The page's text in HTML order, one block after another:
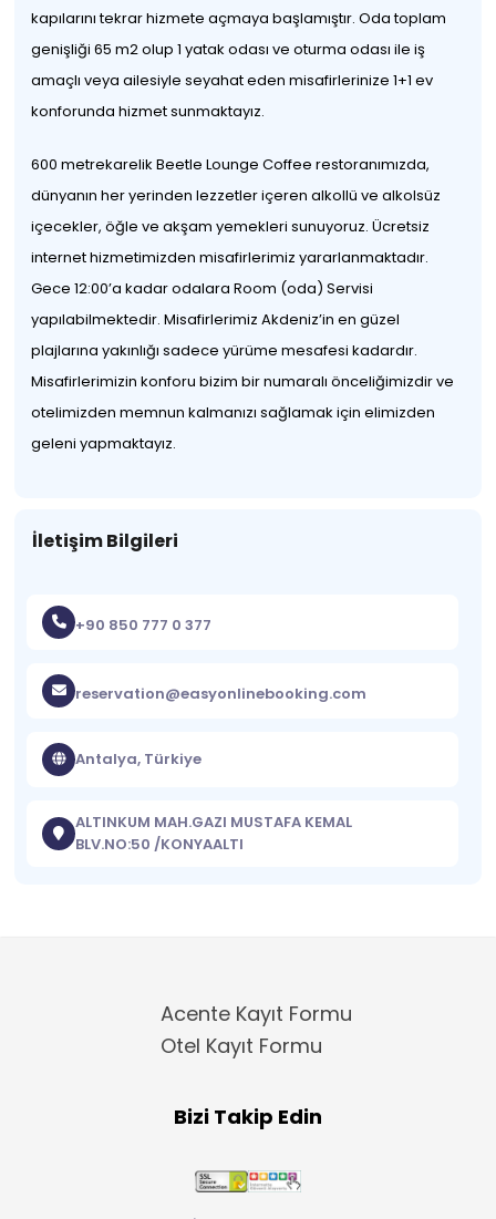
kapılarını tekrar hizmete açmaya başlamıştır. Oda toplam
genişliği 65 m2 olup 1 yatak odası ve oturma odası ile iş
amaçlı veya ailesiyle seyahat eden misafirlerinize 1+1 ev
konforunda hizmet sunmaktayız.
600 metrekarelik Beetle Lounge Coffee restoranımızda,
dünyanın her yerinden lezzetler içeren alkollü ve alkolsüz
içecekler, öğle ve akşam yemekleri sunuyoruz. Ücretsiz
internet hizmetimizden misafirlerimiz yararlanmaktadır.
Gece 12:00’a kadar odalara Room (oda) Servisi
yapılabilmektedir. Misafirlerimiz Akdeniz’in en güzel
plajlarına yakınlığı sadece yürüme mesafesi kadardır.
Misafirlerimizin konforu bizim bir numaralı önceliğimizdir ve
otelimizden memnun kalmanızı sağlamak için elimizden
geleni yapmaktayız.
İletişim Bilgileri
+90 850 777 0 377
reservation@easyonlinebooking.com
Antalya, Türkiye
ALTINKUM MAH.GAZI MUSTAFA KEMAL
BLV.NO:50 /KONYAALTI
Acente Kayıt Formu
Otel Kayıt Formu
Bizi Takip Edin